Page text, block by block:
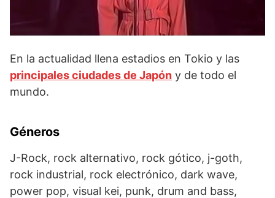
En la actualidad llena estadios en Tokio y las
principales ciudades de Japón y de todo el
mundo.
Géneros
J-Rock, rock alternativo, rock gótico, j-goth,
rock industrial, rock electrónico, dark wave,
power pop, visual kei, punk, drum and bass,